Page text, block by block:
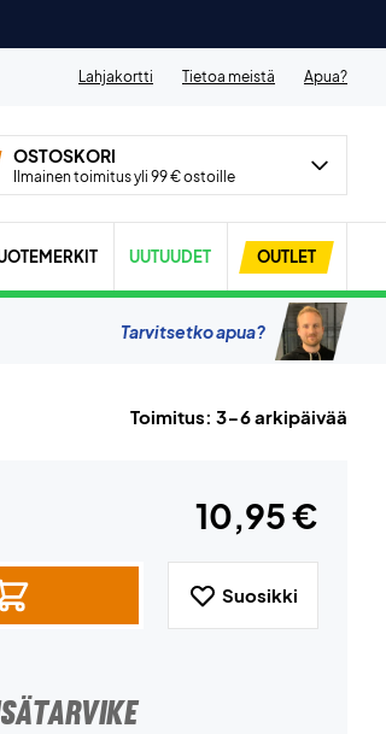
Lahjakortti Tietoa meistä Apua?
OSTOSKORI
Ilmainen toimitus yli 99 € ostoille
UUTUUDET OUTLET
Tarvitsetko apua?
Toimitus: 3-6 arkipäivää
10,95 €
Suosikki